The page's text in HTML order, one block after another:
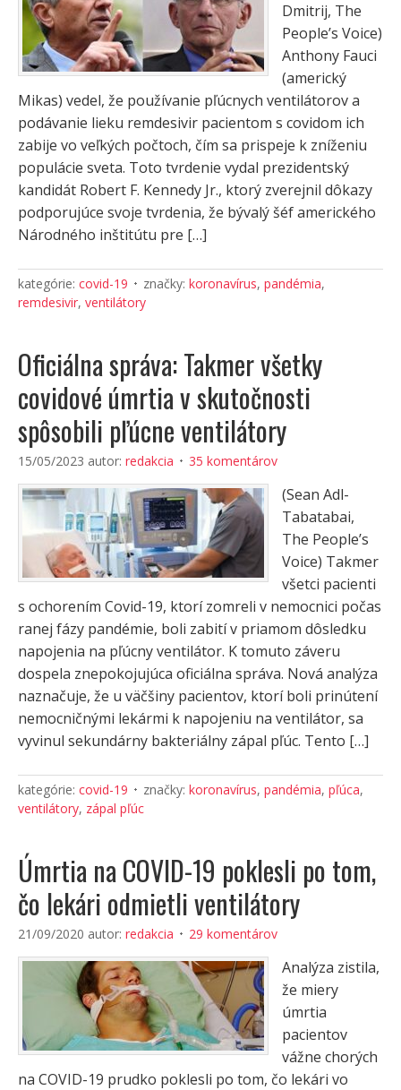
Dmitrij, The
People’s Voice)
Anthony Fauci
(americký
Mikas) vedel, že používanie pľúcnych ventilátorov a
podávanie lieku remdesivir pacientom s covidom ich
zabije vo veľkých počtoch, čím sa prispeje k zníženiu
populácie sveta. Toto tvrdenie vydal prezidentský
kandidát Robert F. Kennedy Jr., ktorý zverejnil dôkazy
podporujúce svoje tvrdenia, že bývalý šéf amerického
Národného inštitútu pre […]
kategórie: covid-19 značky: koronavírus, pandémia,
remdesivir, ventilátory
Oficiálna správa: Takmer všetky
covidové úmrtia v skutočnosti
spôsobili pľúcne ventilátory
15/05/2023 autor: redakcia 35 komentárov
(Sean Adl-
Tabatabai,
The People’s
Voice) Takmer
všetci pacienti
s ochorením Covid-19, ktorí zomreli v nemocnici počas
ranej fázy pandémie, boli zabití v priamom dôsledku
napojenia na pľúcny ventilátor. K tomuto záveru
dospela znepokojujúca oficiálna správa. Nová analýza
naznačuje, že u väčšiny pacientov, ktorí boli prinútení
nemocničnými lekármi k napojeniu na ventilátor, sa
vyvinul sekundárny bakteriálny zápal pľúc. Tento […]
kategórie: covid-19 značky: koronavírus, pandémia, pľúca,
ventilátory, zápal pľúc
Úmrtia na COVID-19 poklesli po tom,
čo lekári odmietli ventilátory
21/09/2020 autor: redakcia 29 komentárov
Analýza zistila,
že miery
úmrtia
pacientov
vážne chorých
na COVID-19 prudko poklesli po tom, čo lekári vo